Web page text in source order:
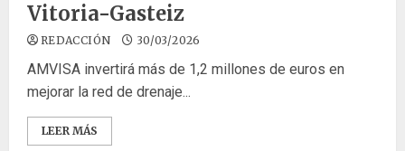
Vitoria-Gasteiz
REDACCIÓN 30/03/2026
AMVISA invertirá más de 1,2 millones de euros en
mejorar la red de drenaje...
LEER MÁS